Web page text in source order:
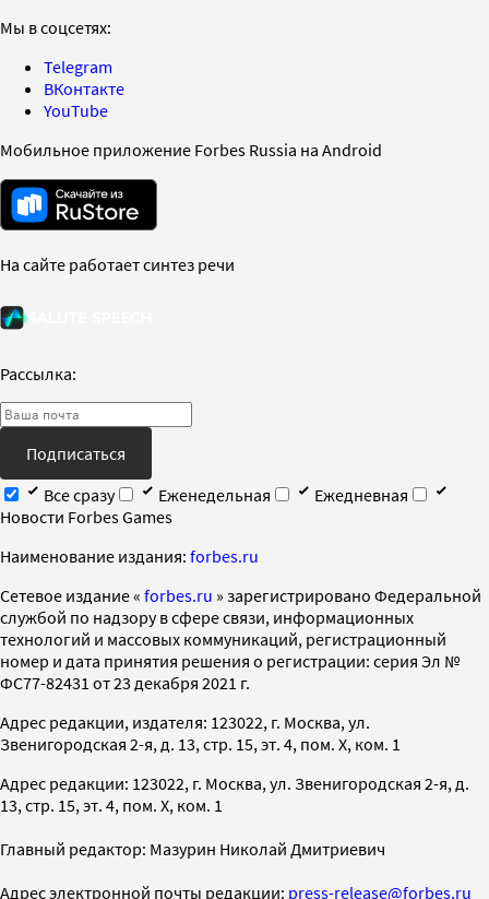
Мы в соцсетях:
Telegram
ВКонтакте
YouTube
Мобильное приложение Forbes Russia на Android
На сайте работает синтез речи
Рассылка:
Подписаться
Все сразу
Еженедельная
Ежедневная
Новости Forbes Games
Наименование издания: forbes.ru
Cетевое издание « forbes.ru » зарегистрировано Федеральной
службой по надзору в сфере связи, информационных
технологий и массовых коммуникаций, регистрационный
номер и дата принятия решения о регистрации: серия Эл №
ФС77-82431 от 23 декабря 2021 г.
Адрес редакции, издателя: 123022, г. Москва, ул.
Звенигородская 2-я, д. 13, стр. 15, эт. 4, пом. X, ком. 1
Адрес редакции: 123022, г. Москва, ул. Звенигородская 2-я, д.
13, стр. 15, эт. 4, пом. X, ком. 1
Главный редактор: Мазурин Николай Дмитриевич
Адрес электронной почты редакции: press-release@forbes.ru